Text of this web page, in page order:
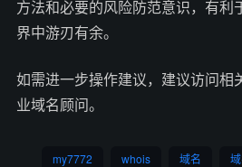
方法和必要的风险防范意识，有利
界中游刃有余。
如需进一步操作建议，建议访问相
业域名顾问。
my7772 whois 域名